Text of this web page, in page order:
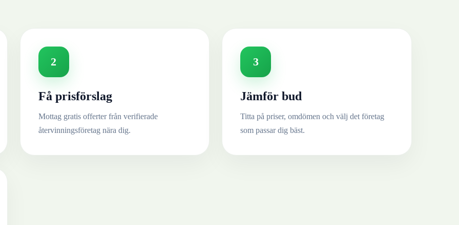
2
Få prisförslag
Mottag gratis offerter från verifierade
återvinningsföretag nära dig.
3
Jämför bud
Titta på priser, omdömen och välj det företag
som passar dig bäst.